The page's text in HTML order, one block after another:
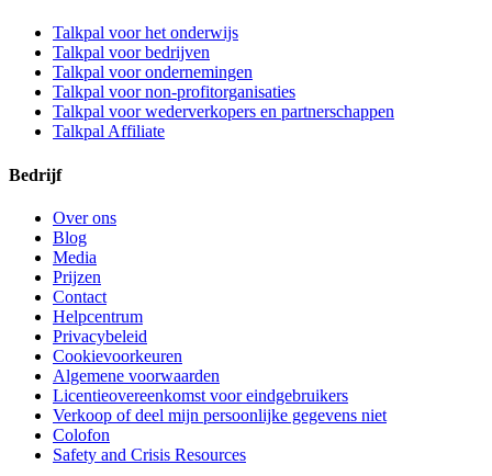
Talkpal voor het onderwijs
Talkpal voor bedrijven
Talkpal voor ondernemingen
Talkpal voor non-profitorganisaties
Talkpal voor wederverkopers en partnerschappen
Talkpal Affiliate
Bedrijf
Over ons
Blog
Media
Prijzen
Contact
Helpcentrum
Privacybeleid
Cookievoorkeuren
Algemene voorwaarden
Licentieovereenkomst voor eindgebruikers
Verkoop of deel mijn persoonlijke gegevens niet
Colofon
Safety and Crisis Resources